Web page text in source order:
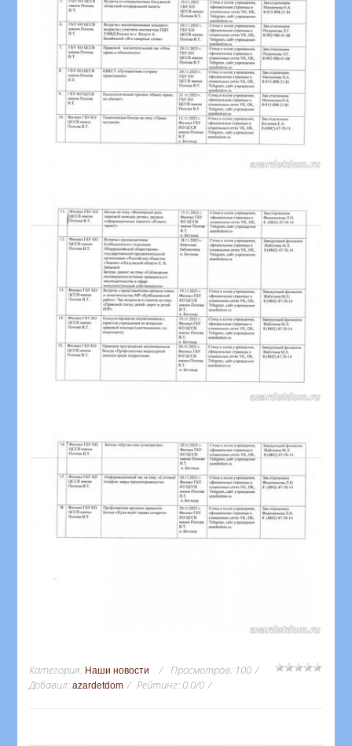
Категория: Наши новости Просмотров: 100
Добавил: azardetdom Рейтинг: 0.0/0